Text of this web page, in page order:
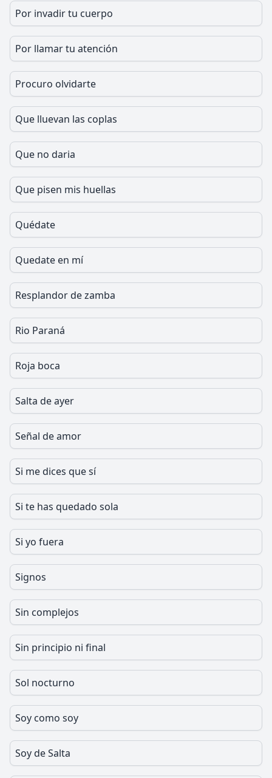
Por invadir tu cuerpo
Por llamar tu atención
Procuro olvidarte
Que lluevan las coplas
Que no daria
Que pisen mis huellas
Quédate
Quedate en mí
Resplandor de zamba
Rio Paraná
Roja boca
Salta de ayer
Señal de amor
Si me dices que sí
Si te has quedado sola
Si yo fuera
Signos
Sin complejos
Sin principio ni final
Sol nocturno
Soy como soy
Soy de Salta